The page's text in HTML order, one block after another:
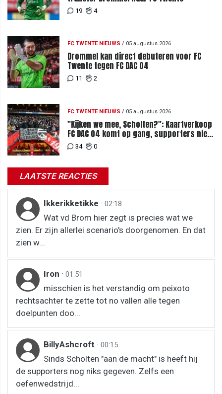
19 4
FC TWENTE NIEUWS / 05 augustus 2026
Drommel kan direct debuteren voor FC
Twente tegen FC DAC 04
11 2
FC TWENTE NIEUWS / 05 augustus 2026
"Kijken we mee, Scholten?": Kaartverkoop
FC DAC 04 komt op gang, supporters niet
blij met ticketprijzen
34 0
LAATSTE REACTIES
Ikkerikketikke · 02:18
Wat vd Brom hier zegt is precies wat we
zien. Er zijn allerlei scenario's doorgenomen. En dat
zien w...
Iron · 01:51
misschien is het verstandig om peixoto
rechtsachter te zette tot no vallen alle tegen
doelpunten doo...
BillyAshcroft · 00:15
Sinds Scholten "aan de macht" is heeft hij
de supporters nog niks gegeven. Zelfs een
oefenwedstrijd...